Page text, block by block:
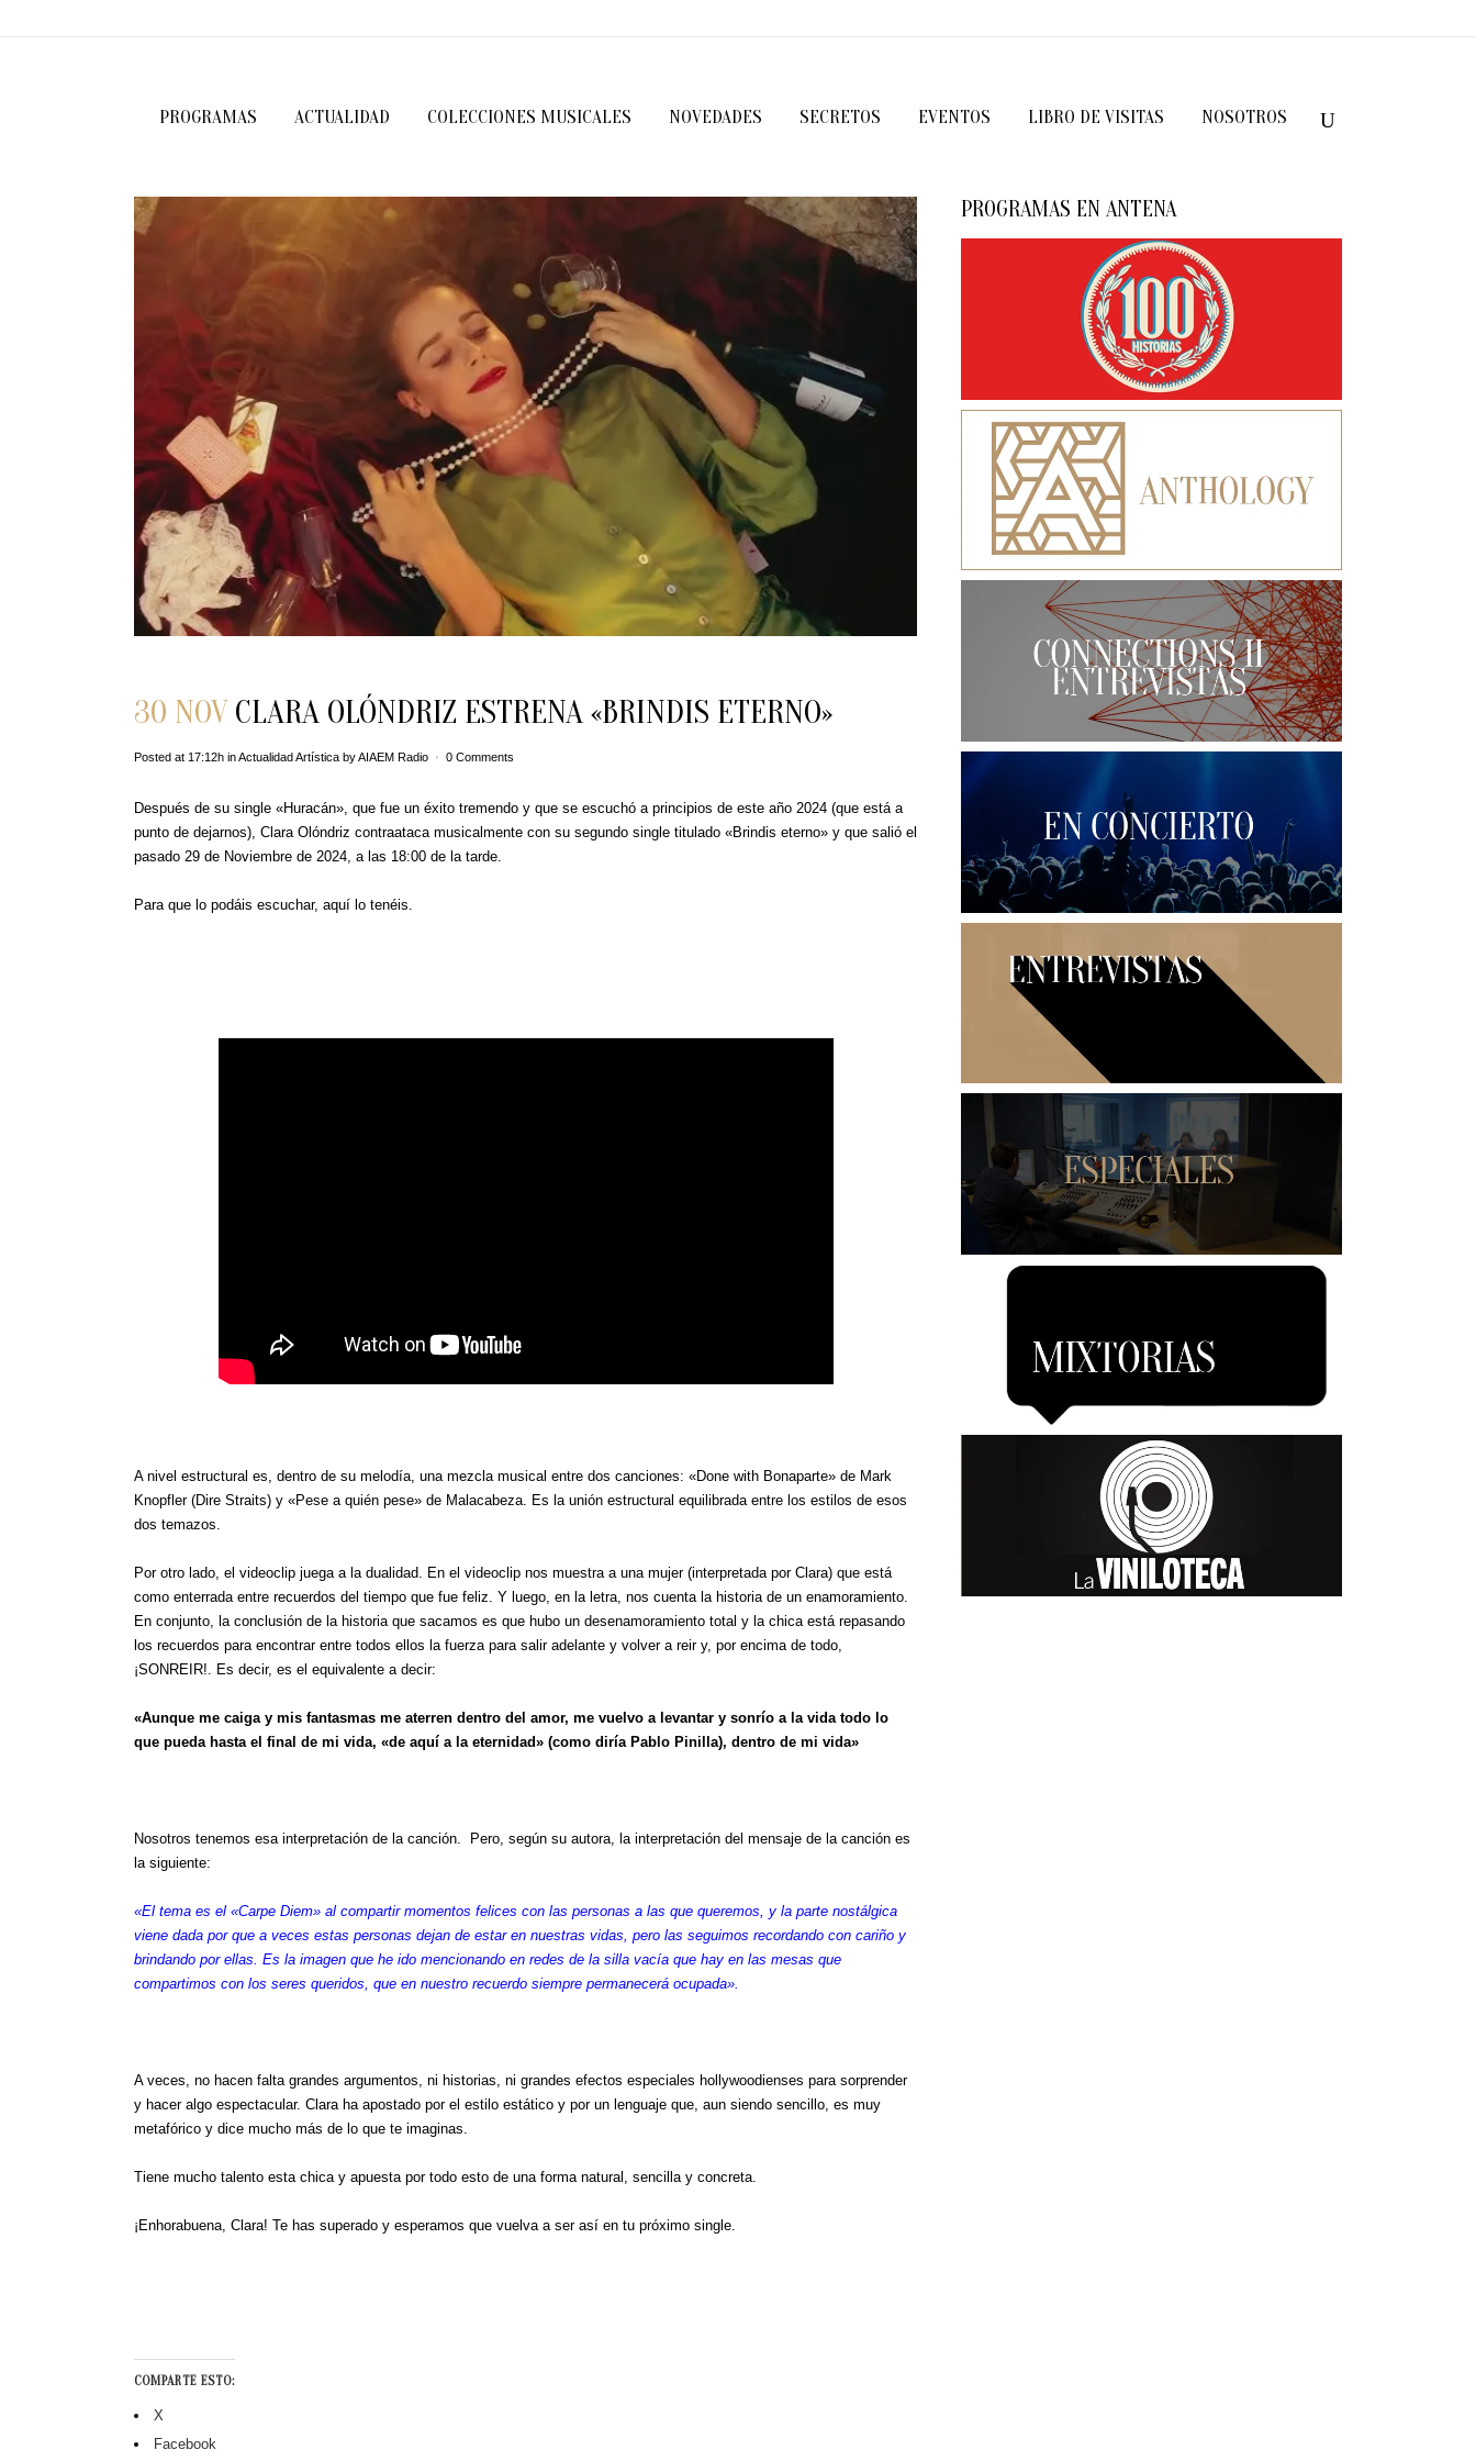
PROGRAMAS ACTUALIDAD COLECCIONES MUSICALES NOVEDADES SECRETOS EVENTOS LIBRO DE VISITAS NOSOTROS
30 NOVCLARA OLÓNDRIZ ESTRENA «BRINDIS ETERNO»
Posted at 17:12h inActualidad Artística byAIAEM Radio 0 Comments
Después de su single «Huracán», que fue un éxito tremendo y que se escuchó a principios de este año 2024 (que está a
punto de dejarnos), Clara Olóndriz contraataca musicalmente con su segundo single titulado «Brindis eterno» y que salió el
pasado 29 de Noviembre de 2024, a las 18:00 de la tarde.
Para que lo podáis escuchar, aquí lo tenéis.
A nivel estructural es, dentro de su melodía, una mezcla musical entre dos canciones: «Done with Bonaparte» de Mark
Knopfler (Dire Straits) y «Pese a quién pese» de Malacabeza. Es la unión estructural equilibrada entre los estilos de esos
dos temazos.
Por otro lado, el videoclip juega a la dualidad. En el videoclip nos muestra a una mujer (interpretada por Clara) que está
como enterrada entre recuerdos del tiempo que fue feliz. Y luego, en la letra, nos cuenta la historia de un enamoramiento.
En conjunto, la conclusión de la historia que sacamos es que hubo un desenamoramiento total y la chica está repasando
los recuerdos para encontrar entre todos ellos la fuerza para salir adelante y volver a reir y, por encima de todo,
¡SONREIR!. Es decir, es el equivalente a decir:
«Aunque me caiga y mis fantasmas me aterren dentro del amor, me vuelvo a levantar y sonrío a la vida todo lo
que pueda hasta el final de mi vida, «de aquí a la eternidad» (como diría Pablo Pinilla), dentro de mi vida»
Nosotros tenemos esa interpretación de la canción. Pero, según su autora, la interpretación del mensaje de la canción es
la siguiente:
«El tema es el «Carpe Diem» al compartir momentos felices con las personas a las que queremos, y la parte nostálgica
viene dada por que a veces estas personas dejan de estar en nuestras vidas, pero las seguimos recordando con cariño y
brindando por ellas. Es la imagen que he ido mencionando en redes de la silla vacía que hay en las mesas que
compartimos con los seres queridos, que en nuestro recuerdo siempre permanecerá ocupada».
A veces, no hacen falta grandes argumentos, ni historias, ni grandes efectos especiales hollywoodienses para sorprender
y hacer algo espectacular. Clara ha apostado por el estilo estático y por un lenguaje que, aun siendo sencillo, es muy
metafórico y dice mucho más de lo que te imaginas.
Tiene mucho talento esta chica y apuesta por todo esto de una forma natural, sencilla y concreta.
¡Enhorabuena, Clara! Te has superado y esperamos que vuelva a ser así en tu próximo single.
COMPARTE ESTO:
X
Facebook
PROGRAMAS EN ANTENA